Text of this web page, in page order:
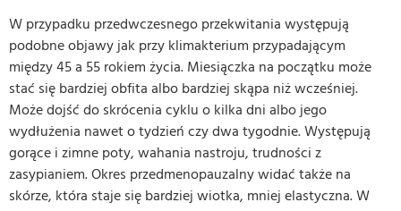
W przypadku przedwczesnego przekwitania występują
podobne objawy jak przy klimakterium przypadającym
między 45 a 55 rokiem życia. Miesiączka na początku może
stać się bardziej obfita albo bardziej skąpa niż wcześniej.
Może dojść do skrócenia cyklu o kilka dni albo jego
wydłużenia nawet o tydzień czy dwa tygodnie. Występują
gorące i zimne poty, wahania nastroju, trudności z
zasypianiem. Okres przedmenopauzalny widać także na
skórze, która staje się bardziej wiotka, mniej elastyczna. W